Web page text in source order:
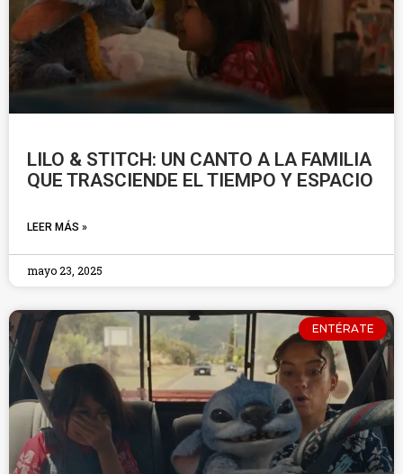
LILO & STITCH: UN CANTO A LA FAMILIA
QUE TRASCIENDE EL TIEMPO Y ESPACIO
LEER MÁS »
mayo 23, 2025
ENTÉRATE